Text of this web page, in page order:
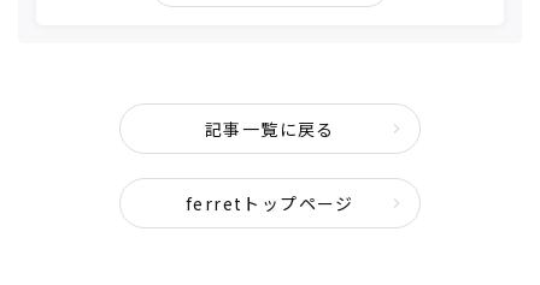
記事一覧に戻る
ferretトップページ